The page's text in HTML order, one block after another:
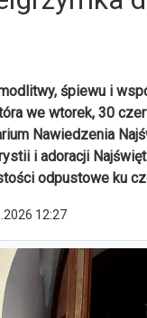
śpiewu i
we wtorek, 30
Nawiedzenia
i adoracji
odpustowe ku
12:27